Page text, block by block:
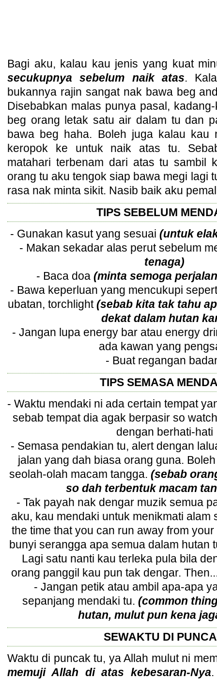
Bagi aku, kalau kau jenis yang kuat
secukupnya sebelum naik atas.
bukannya rajin sangat nak bawa beg
Disebabkan malas punya pasal,
beg orang letak satu air dalam tu dan
bawa beg haha. Boleh juga kalau kau
keropok ke untuk naik atas tu.
matahari terbenam dari atas tu sambil
orang tu aku tengok siap bawa megi lagi
rasa nak minta sikit. Nasib baik aku
TIPS SEBELUM
- Gunakan kasut yang sesuai(untuk
- Makan sekadar alas perut sebelum
tenaga)
- Baca doa (minta semoga
- Bawa keperluan yang mencukupi
ubatan, torchlight(sebab kita tak tahu
dekat dalam hutan
- Jangan lupa energy bar atau energy
ada kawan yang
- Buat regangan
TIPS SEMASA
- Waktu mendaki ni ada certain tempat
sebab tempat dia agak berpasir so
dengan berhati-hati
- Semasa pendakian tu, alert dengan
jalan yang dah biasa orang guna.
seolah-olah macam tangga. (sebab
so dah terbentuk macam
- Tak payah nak dengar muzik semua
aku, kau mendaki untuk menikmati alam
the time that you can run away from
bunyi serangga apa semua dalam hutan
Lagi satu nanti kau terleka pula bila
orang panggil kau pun tak dengar.
- Jangan petik atau ambil apa-apa
sepanjang mendaki tu. (common
hutan, mulut pun kena
SEWAKTU DI
Waktu di puncak tu, ya Allah mulut ni
memuji Allah di atas kebesaran-Nya